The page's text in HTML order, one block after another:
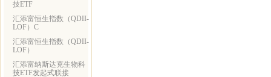
技ETF
汇添富恒生指数（QDII-
LOF）C
汇添富恒生指数（QDII-
LOF）
汇添富纳斯达克生物科
技ETF发起式联接